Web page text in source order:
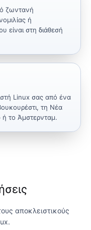
ζωντανή
ή
είναι στη διάθεσή
Linux σας από ένα
τη Νέα
το Άμστερνταμ.
αποκλειστικούς